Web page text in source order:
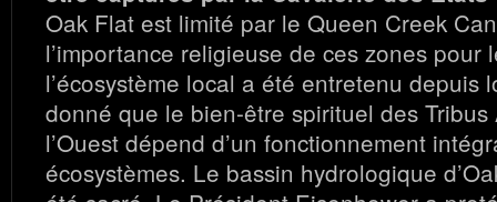
Oak Flat est limité par le Queen Creek
l’importance religieuse de ces zones pour
l’écosystème local a été entretenu depuis
donné que le bien-être spirituel des Tribus
l’Ouest dépend d’un fonctionnement
écosystèmes. Le bassin hydrologique